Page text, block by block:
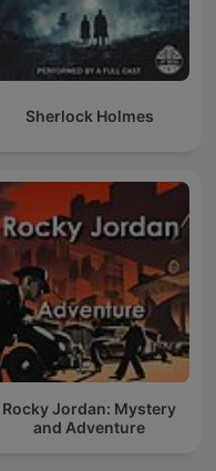
Sherlock Holmes
Rocky Jordan: Mystery
and Adventure